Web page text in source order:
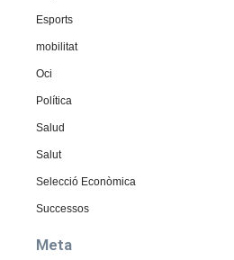
Esports
mobilitat
Oci
Política
Salud
Salut
Selecció Econòmica
Successos
Meta